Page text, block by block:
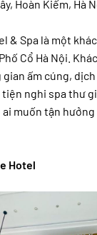
Hoàn Kiếm, Hà
& Spa là một
Cổ Hà Nội.
ấm cúng,
nghi spa thư
muốn tận hưởng
Hotel